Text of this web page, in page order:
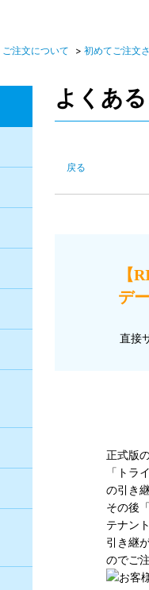
ご注文について > 初めてご注文
よくあ
戻る
【
デ
直接
正式版
「トラ
の引き
その後
テナン
引き継
のでご